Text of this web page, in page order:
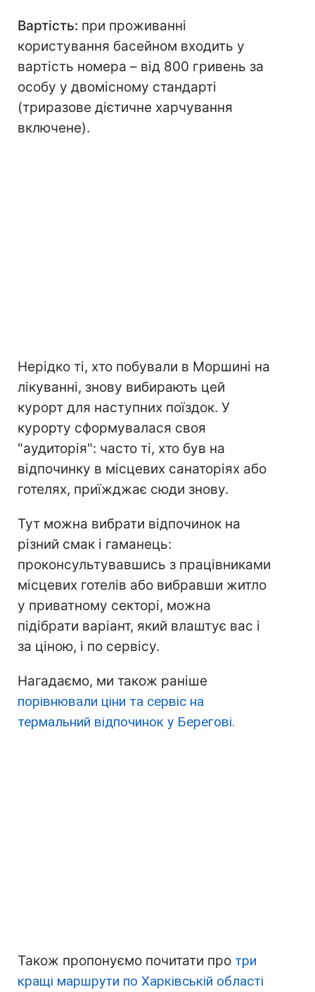
Вартість: при проживанні
користування басейном входить у
вартість номера – від 800 гривень за
особу у двомісному стандарті
(триразове дієтичне харчування
включене).
Нерідко ті, хто побували в Моршині на
лікуванні, знову вибирають цей
курорт для наступних поїздок. У
курорту сформувалася своя
"аудиторія": часто ті, хто був на
відпочинку в місцевих санаторіях або
готелях, приїжджає сюди знову.
Тут можна вибрати відпочинок на
різний смак і гаманець:
проконсультувавшись з працівниками
місцевих готелів або вибравши житло
у приватному секторі, можна
підібрати варіант, який влаштує вас і
за ціною, і по сервісу.
Нагадаємо, ми також раніше
порівнювали ціни та сервіс на
термальний відпочинок у Берегові.
Також пропонуємо почитати про три
кращі маршрути по Харківській області